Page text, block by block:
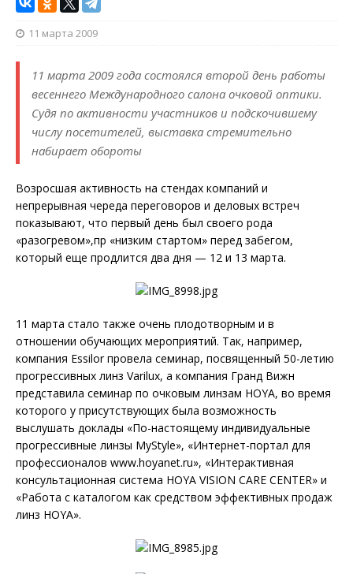
11 марта 2009
11 марта 2009 года состоялся второй день работы
весеннего Международного салона очковой оптики.
Судя по активности участников и подскочившему
числу посетителей, выставка стремительно
набирает обороты
Возросшая активность на стендах компаний и
непрерывная череда переговоров и деловых встреч
показывают, что первый день был своего рода
«разогревом»,пр «низким стартом» перед забегом,
который еще продлится два дня — 12 и 13 марта.
11 марта стало также очень плодотворным и в
отношении обучающих мероприятий. Так, например,
компания Essilor провела семинар, посвященный 50-летию
прогрессивных линз Varilux, а компания Гранд Вижн
представила семинар по очковым линзам HOYA, во время
которого у присутствующих была возможность
выслушать доклады «По-настоящему индивидуальные
прогрессивные линзы MyStyle», «Интернет-портал для
профессионалов www.hoyanet.ru», «Интерактивная
консультационная система HOYA VISION CARE CENTER» и
«Работа с каталогом как средством эффективных продаж
линз HOYA».